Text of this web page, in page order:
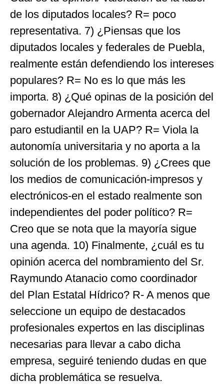
de los diputados locales? R= poco
representativa. 7) ¿Piensas que los
diputados locales y federales de Puebla,
realmente están defendiendo los intereses
populares? R= No es lo que más les
importa. 8) ¿Qué opinas de la posición del
gobernador Alejandro Armenta acerca del
paro estudiantil en la UAP? R= Viola la
autonomía universitaria y no aporta a la
solución de los problemas. 9) ¿Crees que
los medios de comunicación-impresos y
electrónicos-en el estado realmente son
independientes del poder político? R=
Creo que se nota que la mayoría sigue
una agenda. 10) Finalmente, ¿cuál es tu
opinión acerca del nombramiento del Sr.
Raymundo Atanacio como coordinador
del Plan Estatal Hídrico? R- A menos que
seleccione un equipo de destacados
profesionales expertos en las disciplinas
necesarias para llevar a cabo dicha
empresa, seguiré teniendo dudas en que
dicha problemática se resuelva.